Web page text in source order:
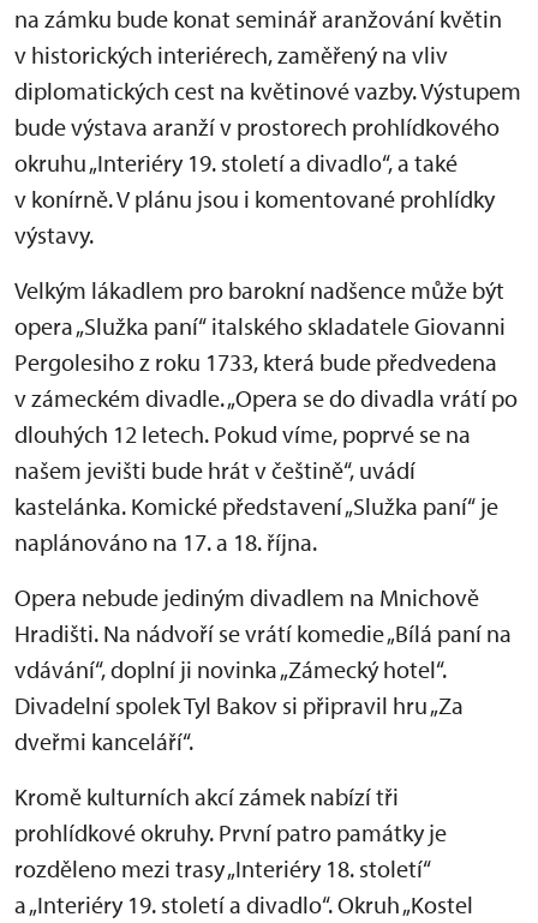
na zámku bude konat seminář aranžování květin
v historických interiérech, zaměřený na vliv
diplomatických cest na květinové vazby. Výstupem
bude výstava aranží v prostorech prohlídkového
okruhu „Interiéry 19. století a divadlo“, a také
v konírně. V plánu jsou i komentované prohlídky
výstavy.
Velkým lákadlem pro barokní nadšence může být
opera „Služka paní“ italského skladatele Giovanni
Pergolesiho z roku 1733, která bude předvedena
v zámeckém divadle. „Opera se do divadla vrátí po
dlouhých 12 letech. Pokud víme, poprvé se na
našem jevišti bude hrát v češtině“, uvádí
kastelánka. Komické představení „Služka paní“ je
naplánováno na 17. a 18. října.
Opera nebude jediným divadlem na Mnichově
Hradišti. Na nádvoří se vrátí komedie „Bílá paní na
vdávání“, doplní ji novinka „Zámecký hotel“.
Divadelní spolek Tyl Bakov si připravil hru „Za
dveřmi kanceláří“.
Kromě kulturních akcí zámek nabízí tři
prohlídkové okruhy. První patro památky je
rozděleno mezi trasy „Interiéry 18. století“
a „Interiéry 19. století a divadlo“. Okruh „Kostel